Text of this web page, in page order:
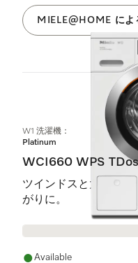
MIELE@HOME によ
W1 洗濯機：
Platinum
WCI660 WPS
ツインドスと大型の
がりに。
Available